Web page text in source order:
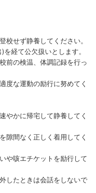
校せず静養してください。
経て公欠扱いとします。
前の検温、体調記録を行っ
度な運動の励行に努めてく
やかに帰宅して静養してく
隙間なく正しく着用してく
や咳エチケットを励行して
したときは会話をしないで